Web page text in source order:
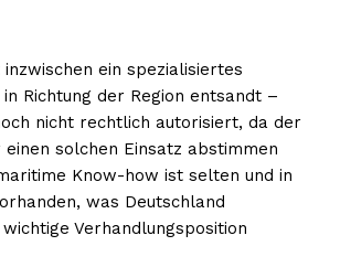
ein spezialisiertes
in Richtung der Region entsandt –
nicht rechtlich autorisiert, da der
einen solchen Einsatz abstimmen
Know-how ist selten und in
was Deutschland
Verhandlungsposition